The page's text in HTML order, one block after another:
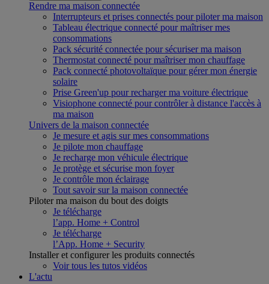
Rendre ma maison connectée
Interrupteurs et prises connectés pour piloter ma maison
Tableau électrique connecté pour maîtriser mes
consommations
Pack sécurité connectée pour sécuriser ma maison
Thermostat connecté pour maîtriser mon chauffage
Pack connecté photovoltaïque pour gérer mon énergie
solaire
Prise Green'up pour recharger ma voiture électrique
Visiophone connecté pour contrôler à distance l'accès à
ma maison
Univers de la maison connectée
Je mesure et agis sur mes consommations
Je pilote mon chauffage
Je recharge mon véhicule électrique
Je protège et sécurise mon foyer
Je contrôle mon éclairage
Tout savoir sur la maison connectée
Piloter ma maison du bout des doigts
Je télécharge
l’app. Home + Control
Je télécharge
l’App. Home + Security
Installer et configurer les produits connectés
Voir tous les tutos vidéos
L'actu